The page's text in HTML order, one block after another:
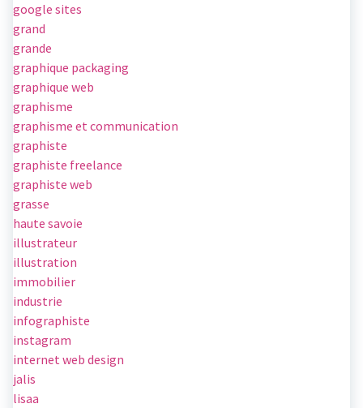
google sites
grand
grande
graphique packaging
graphique web
graphisme
graphisme et communication
graphiste
graphiste freelance
graphiste web
grasse
haute savoie
illustrateur
illustration
immobilier
industrie
infographiste
instagram
internet web design
jalis
lisaa